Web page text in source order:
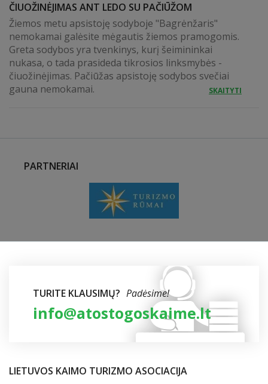
ČIUOŽINĖJIMAS ANT LEDO SU PAČIŪŽOM
Žiemos metu apsistoję sodyboje "Bagrėnžaris"
nemokamai galėsite mėgautis žiemos pramogomis.
Greta sodybos yra tvenkinys, kurį šeimininkai
nukasa, o tada prasideda tikrosios linksmybės -
čiuožinėjimas. Pačiūžas apsistoję sodybos svečiai
gauna nemokamai.
SKAITYTI
PARTNERIAI
TURITE KLAUSIMŲ? Padėsime!
info@atostogoskaime.lt
LIETUVOS KAIMO TURIZMO ASOCIACIJA